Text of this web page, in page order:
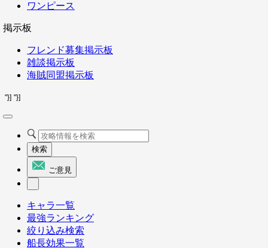
ワンピース
掲示板
フレンド募集掲示板
雑談掲示板
海賊同盟掲示板
"}] "}]
検索
ご意見
キャラ一覧
最強ランキング
絞り込み検索
船長効果一覧